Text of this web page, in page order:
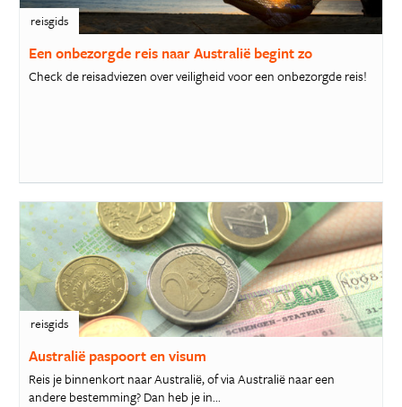
reisgids
Een onbezorgde reis naar Australië begint zo
Check de reisadviezen over veiligheid voor een onbezorgde reis!
reisgids
Australië paspoort en visum
Reis je binnenkort naar Australië, of via Australië naar een
andere bestemming? Dan heb je in...